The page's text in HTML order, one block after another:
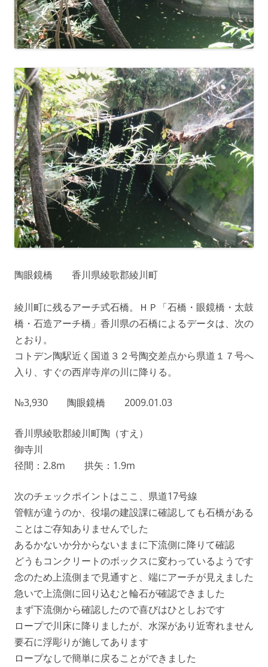
陶眼鏡橋 香川県綾歌郡綾川町
綾川町に残るアーチ式石橋。ＨＰ「石橋・眼鏡橋・太鼓
橋・石造アーチ橋」香川県の石橋によるデータは、次の
とおり。
コトデン陶駅近く国道３２号陶交差点から県道１７号へ
入り、すぐの西岸寺岸の川に降りる。
№3,930 陶眼鏡橋 2009.01.03
香川県綾歌郡綾川町陶（すえ）
御寺川
径間：2.8m 拱矢：1.9m
次のチェックポイントはここ、県道17号線
管轄が違うのか、役場の建設課に確認しても石橋がある
ことはご存知ありませんでした
あるかないか分からないままに下流側に降りて確認
どうもコンクリートのボックスに変わっているようです
念のため上流側まで見通すと、端にアーチが見えました
急いで上流側に回り込むと輪石が確認できました
まず下流側から確認したので喜びはひとしおです
ロープで川床に降りましたが、水深があり近寄れません
要石に浮彫りが施してあります
ロープなしで簡単に戻ることができました